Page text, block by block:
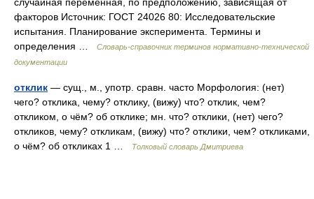
факторов Источник: ГОСТ 24026 80: Исследовательские
испытания. Планирование эксперимента. Термины и
определения …
Словарь-справочник терминов нормативно-технической
документации
отклик — сущ., м., употр. сравн. часто Морфология: (нет)
чего? отклика, чему? отклику, (вижу) что? отклик, чем?
откликом, о чём? об отклике; мн. что? отклики, (нет) чего?
откликов, чему? откликам, (вижу) что? отклики, чем? откликами,
о чём? об откликах 1 …
Толковый словарь Дмитриева